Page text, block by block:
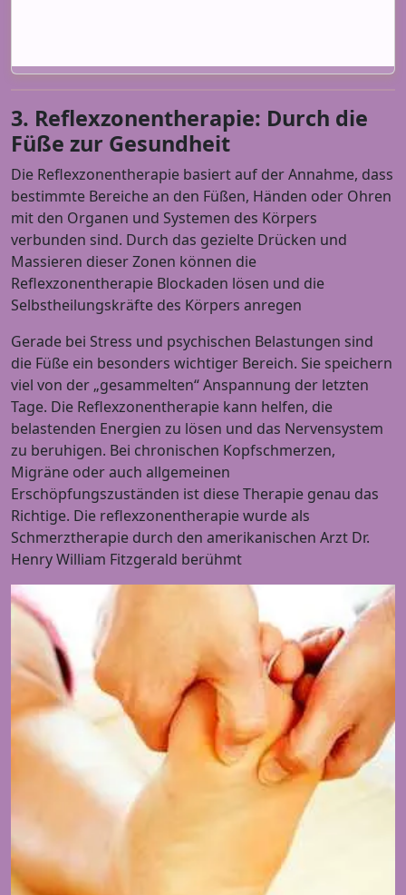
3. Reflexzonentherapie: Durch die
Füße zur Gesundheit
Die Reflexzonentherapie basiert auf der Annahme, dass
bestimmte Bereiche an den Füßen, Händen oder Ohren
mit den Organen und Systemen des Körpers
verbunden sind. Durch das gezielte Drücken und
Massieren dieser Zonen können die
Reflexzonentherapie Blockaden lösen und die
Selbstheilungskräfte des Körpers anregen
Gerade bei Stress und psychischen Belastungen sind
die Füße ein besonders wichtiger Bereich. Sie speichern
viel von der „gesammelten“ Anspannung der letzten
Tage. Die Reflexzonentherapie kann helfen, die
belastenden Energien zu lösen und das Nervensystem
zu beruhigen. Bei chronischen Kopfschmerzen,
Migräne oder auch allgemeinen
Erschöpfungszuständen ist diese Therapie genau das
Richtige. Die reflexzonentherapie wurde als
Schmerztherapie durch den amerikanischen Arzt Dr.
Henry William Fitzgerald berühmt